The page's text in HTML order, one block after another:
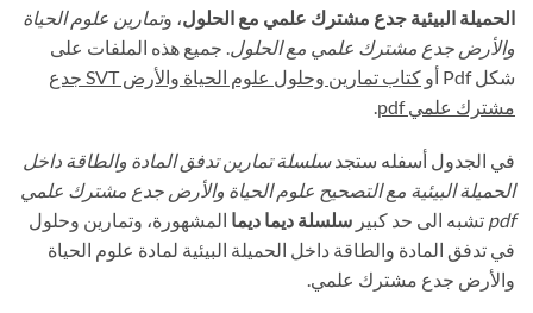
الحميلة البيئية جدع مشترك علمي مع الحلول، وتمارين علوم الحياة
والأرض جدع مشترك علمي مع الحلول . جميع هذه الملفات على
شكل Pdf أو
كتاب تمارين وحلول علوم الحياة والأرض SVT جدع
مشترك علميpdf
في الجدول أسفله ستجدسلسلة تمارين تدفق المادة والطاقة داخل
الحميلة البيئية مع التصحيح علوم الحياة والأرض جدع مشترك علمي
pdf تشبه الى حد كبير سلسلة ديما ديما المشهورة، وتمارين وحلول
في تدفق المادة والطاقة داخل الحميلة البيئية لمادة علوم الحياة
والأرض جدع مشترك علمي.